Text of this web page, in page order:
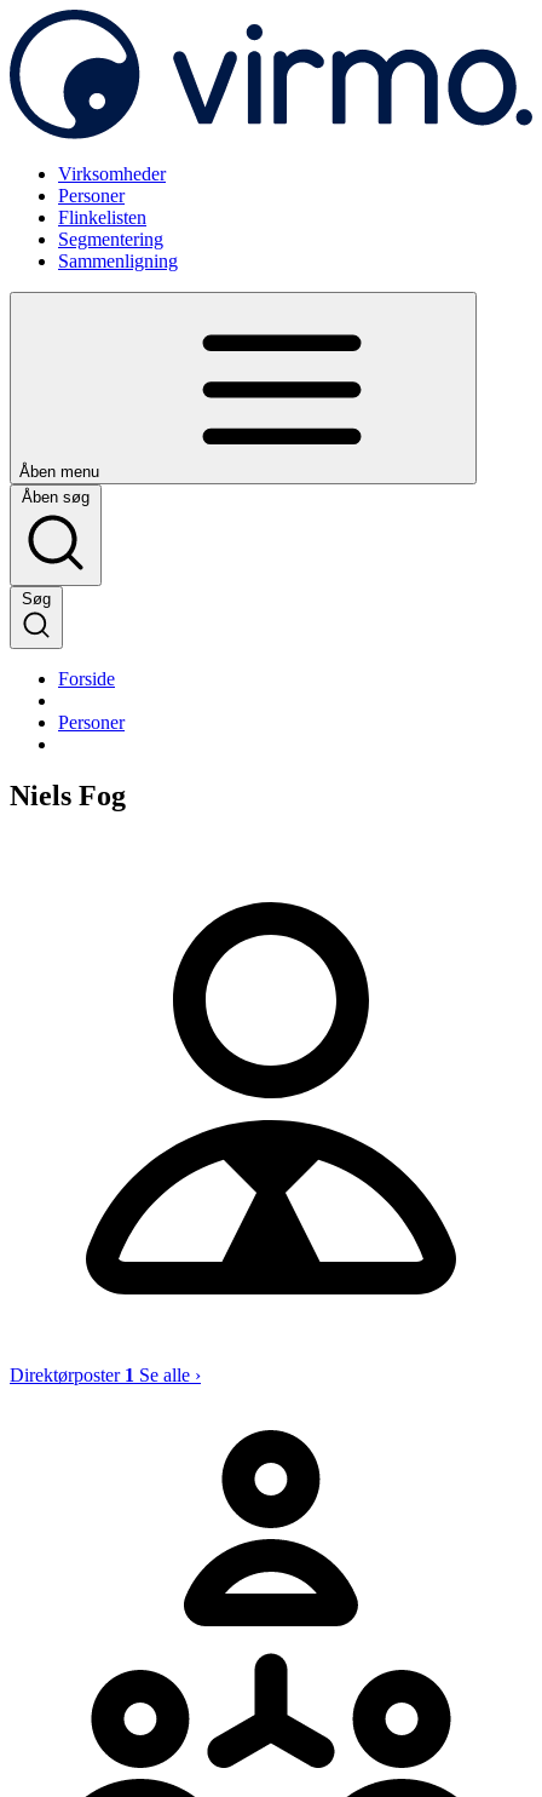
Virksomheder
Personer
Flinkelisten
Segmentering
Sammenligning
Åben menu
Åben søg
Søg
Forside
Personer
Niels Fog
Direktørposter 1 Se alle ›